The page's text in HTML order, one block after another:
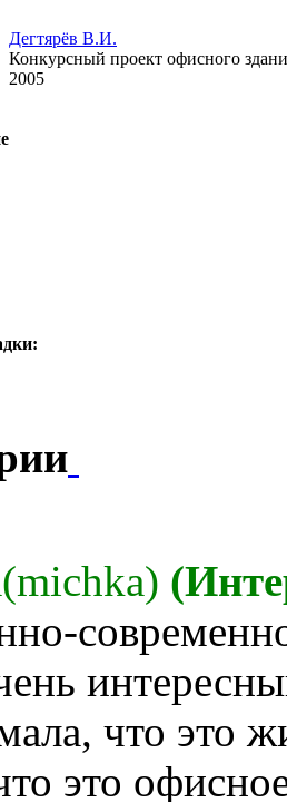
Дегтярёв В.И.
Конкурсный проект офисного
2005
что это
это